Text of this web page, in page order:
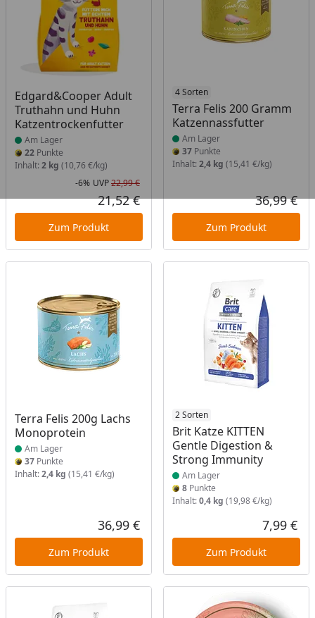
Edgard&Cooper Adult
Truthahn und Huhn
Katzentrockenfutter
Produkt am Lager
Am Lager
22 Punkte
Inhalt: 2 kg (10,76 €/kg)
Rabatt in Prozent
-6%
Ursprünglicher Preis
UVP22,99 €
Aktueller Preis
21,52 €
Zum Produkt
4 Sorten
Terra Felis 200 Gramm
Katzennassfutter
Produkt am Lager
Am Lager
37Punkte
Inhalt: 2,4 kg (15,41 €/kg)
36,99 €
Zum Produkt
Terra Felis 200g Lachs
Monoprotein
Produkt am Lager
Am Lager
37 Punkte
Inhalt:2,4 kg (15,41 €/kg)
Aktueller Preis
36,99 €
Zum Produkt
2 Sorten
Brit Katze KITTEN
Gentle Digestion &
Strong Immunity
Produkt am Lager
Am Lager
8Punkte
Inhalt:0,4 kg (19,98 €/kg)
7,99 €
Zum Produkt